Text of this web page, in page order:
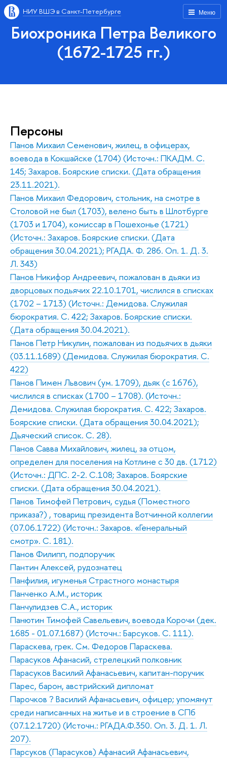
Меню
НИУ ВШЭ в Санкт-Петербурге
Биохроника Петра Великого
(1672-1725 гг.)
Персоны
Панов Михаил Семенович, жилец, в офицерах,
воевода в Кокшайске (1704) (Источн.: ПКАДМ. С.
145; Захаров. Боярские списки. (Дата обращения
23.11.2021).
Панов Михаил Федорович, стольник, на смотре в
Столовой не был (1703), велено быть в Шлотбурге
(1703 и 1704), комиссар в Пошехонье (1721)
(Источн.: Захаров. Боярские списки. (Дата
обращения 30.04.2021); РГАДА. Ф. 286. Оп. 1. Д. 3.
Л. 343)
Панов Никифор Андреевич, пожалован в дьяки из
дворцовых подьячих 22.10.1701, числился в списках
(1702 – 1713) (Источн.: Демидова. Служилая
бюрократия. С. 422; Захаров. Боярские списки.
(Дата обращения 30.04.2021).
Панов Петр Никулин, пожалован из подьячих в дьяки
(03.11.1689) (Демидова. Служилая бюрократия. С.
422)
Панов Пимен Львович (ум. 1709), дьяк (с 1676),
числился в списках (1700 – 1708). (Источн.:
Демидова. Служилая бюрократия. С. 422; Захаров.
Боярские списки. (Дата обращения 30.04.2021);
Дьяческий список. С. 28).
Панов Савва Михайлович, жилец, за отцом,
определен для поселения на Котлине с 30 дв. (1712)
(Источн.: ДПС. 2-2. С.108; Захаров. Боярские
списки. (Дата обращения 30.04.2021).
Панов Тимофей Петрович, судья (Поместного
приказа?) , товарищ президента Вотчинной коллегии
(07.06.1722) (Источн.: Захаров. «Генеральный
смотр». С. 181).
Панов Филипп, подпоручик
Пантин Алексей, рудознатец
Панфилия, игуменья Страстного монастыря
Панченко А.М., историк
Панчулидзев С.А., историк
Панютин Тимофей Савельевич, воевода Корочи (дек.
1685 - 01.07.1687) (Источн.: Барсуков. С. 111).
Параскева, грек. См. Федоров Параскева.
Парасуков Афанасий, стрелецкий полковник
Парасуков Василий Афанасьевич, капитан-поручик
Парес, барон, австрийский дипломат
Парочков ? Василий Афанасьевич, офицер; упомянут
среди написанных на житье и в строение в СПб
(07.12.1720) (Источн.: РГАДА.Ф.350. Оп. 3. Д. 1. Л.
207).
Парсуков (Парасуков) Афанасий Афанасьевич,